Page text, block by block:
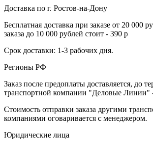
Доставка по г. Ростов-на-Дону
Бесплатная доставка при заказе от 20 000
заказа до 10 000 рублей стоит - 390 р
Срок доставки: 1-3 рабочих дня.
Регионы РФ
Заказ после предоплаты доставляется, до
транспортной компании "Деловые Линии"
Стоимость отправки заказа другими
компаниями оговаривается с менеджером.
Юридические лица